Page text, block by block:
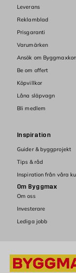
Leverans
Reklamblad
Prisgaranti
Varumärken
Ansök om
Be om offert
Köpvillkor
Låna släpvagn
Bli medlem
Inspiration
Guider & byggprojekt
Tips & råd
Inspiration från våra
Om Byggmax
Om oss
Investerare
Lediga jobb